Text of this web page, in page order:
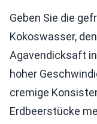
Geben Sie die
Kokoswasser,
Agavendicksaft
hoher
cremige
Erdbeerstücke